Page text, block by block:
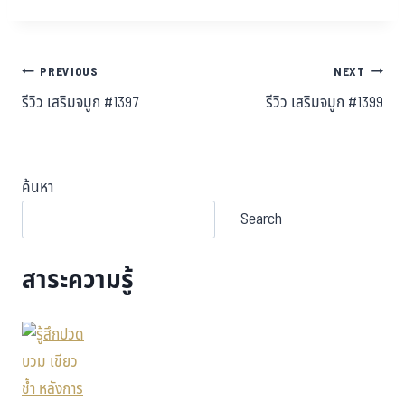
PREVIOUS
รีวิว เสริมจมูก #1397
NEXT
รีวิว เสริมจมูก #1399
ค้นหา
Search
สาระความรู้